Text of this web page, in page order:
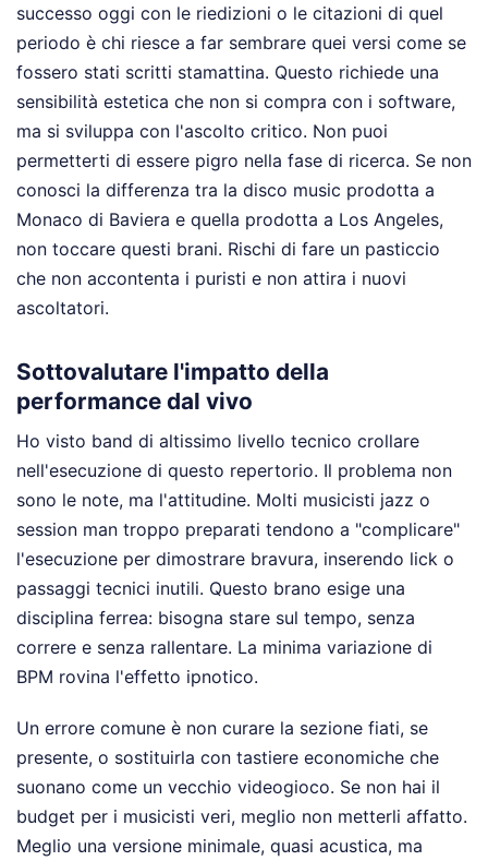
successo oggi con le riedizioni o le citazioni di quel
periodo è chi riesce a far sembrare quei versi come se
fossero stati scritti stamattina. Questo richiede una
sensibilità estetica che non si compra con i software,
ma si sviluppa con l'ascolto critico. Non puoi
permetterti di essere pigro nella fase di ricerca. Se non
conosci la differenza tra la disco music prodotta a
Monaco di Baviera e quella prodotta a Los Angeles,
non toccare questi brani. Rischi di fare un pasticcio
che non accontenta i puristi e non attira i nuovi
ascoltatori.
Sottovalutare l'impatto della
performance dal vivo
Ho visto band di altissimo livello tecnico crollare
nell'esecuzione di questo repertorio. Il problema non
sono le note, ma l'attitudine. Molti musicisti jazz o
session man troppo preparati tendono a "complicare"
l'esecuzione per dimostrare bravura, inserendo lick o
passaggi tecnici inutili. Questo brano esige una
disciplina ferrea: bisogna stare sul tempo, senza
correre e senza rallentare. La minima variazione di
BPM rovina l'effetto ipnotico.
Un errore comune è non curare la sezione fiati, se
presente, o sostituirla con tastiere economiche che
suonano come un vecchio videogioco. Se non hai il
budget per i musicisti veri, meglio non metterli affatto.
Meglio una versione minimale, quasi acustica, ma